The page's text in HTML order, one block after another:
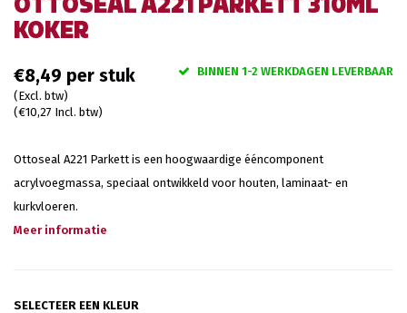
OTTOSEAL A221 PARKETT 310ML
KOKER
€8,49
(Excl. btw)
(€10,27 Incl. btw)
BINNEN 1-2 WERKDAGEN LEVERBAAR
Ottoseal A221 Parkett is een hoogwaardige ééncomponent
acrylvoegmassa, speciaal ontwikkeld voor houten, laminaat- en
kurkvloeren.
Meer informatie
SELECTEER EEN KLEUR